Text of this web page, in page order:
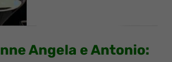
Angela e Antonio: